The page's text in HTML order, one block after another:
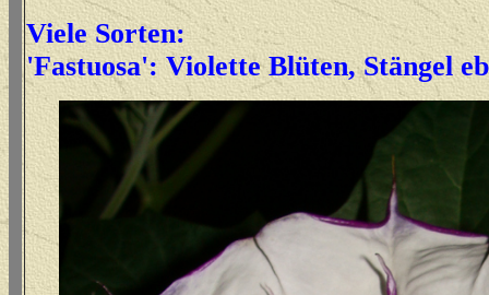
Viele Sorten:
'Fastuosa': Violette Blüten, Stängel